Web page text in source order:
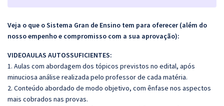
Veja o que o Sistema Gran de Ensino tem para oferecer (além do
nosso empenho e compromisso com a sua aprovação):
VIDEOAULAS AUTOSSUFICIENTES:
1. Aulas com abordagem dos tópicos previstos no edital, após
minuciosa análise realizada pelo professor de cada matéria.
2. Conteúdo abordado de modo objetivo, com ênfase nos aspectos
mais cobrados nas provas.